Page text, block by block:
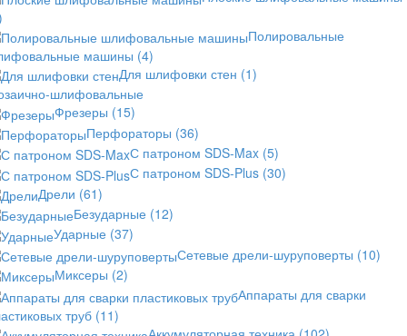
Полировальные
машины (4)
Для шлифовки стен (1)
шлифовальные
Фрезеры (15)
Перфораторы (36)
С патроном SDS-Max (5)
С патроном SDS-Plus (30)
Дрели (61)
Безударные (12)
Ударные (37)
Сетевые дрели-шуруповерты (10)
Миксеры (2)
Аппараты для сварки
труб (11)